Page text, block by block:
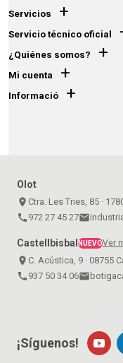
Servicios +
Servicio técnico oficial
¿Quiénes somos? +
Mi cuenta +
Informació +
Olot
place Ctra. Les Tries, 85 ·
call 972 27 45 27email
CastellbisbalNUEVOVer
place C. Acústica, 9 · 08755
call 937 50 34 06email
¡Síguenos!